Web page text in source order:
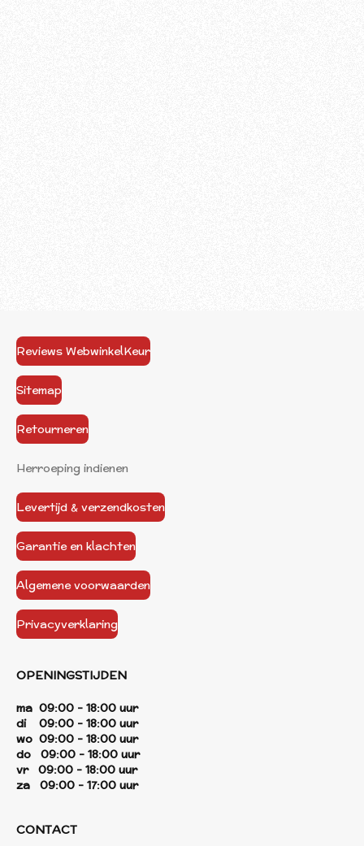
Reviews WebwinkelKeur
Sitemap
Retourneren
Herroeping indienen
Levertijd & verzendkosten
Garantie en klachten
Algemene voorwaarden
Privacyverklaring
OPENINGSTIJDEN
ma 09:00 - 18:00 uur
di 09:00 - 18:00 uur
wo 09:00 - 18:00 uur
do 09:00 - 18:00 uur
vr 09:00 - 18:00 uur
za 09:00 - 17:00 uur
CONTACT